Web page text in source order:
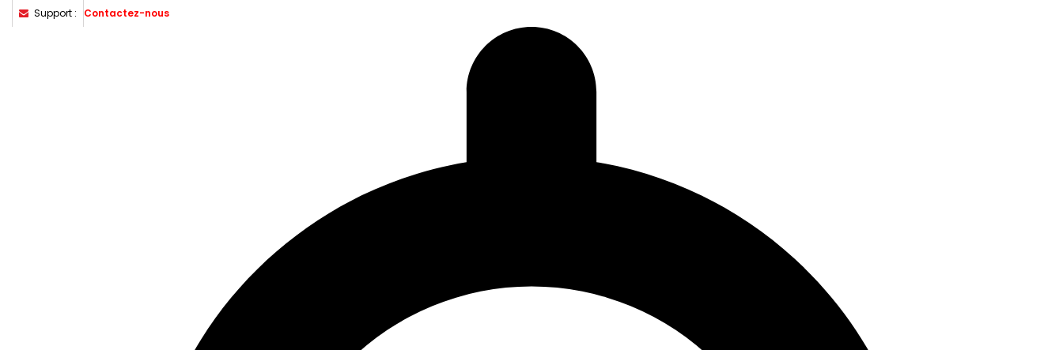
Support : Contactez-nous